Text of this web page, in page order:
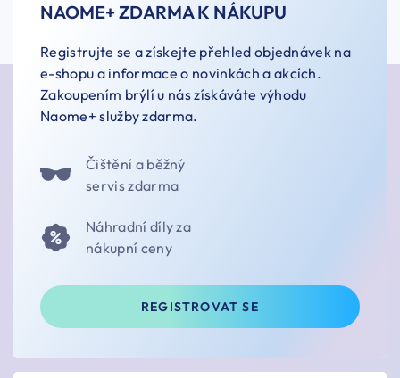
NAOME+ ZDARMA K NÁKUPU
Registrujte se a získejte přehled objednávek na
e-shopu a informace o novinkách a akcích.
Zakoupením brýlí u nás získáváte výhodu
Naome+ služby zdarma.
Čištění a běžný
servis zdarma
Náhradní díly za
nákupní ceny
REGISTROVAT SE